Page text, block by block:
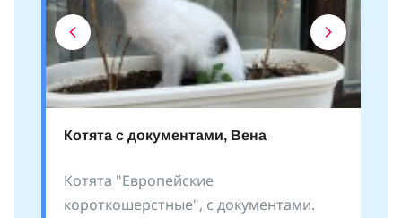
Котята с документами, Вена
Котята "Европейские
короткошерстные", с документами.